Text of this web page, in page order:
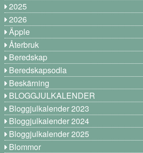
2025
2026
Äpple
Återbruk
Beredskap
Beredskapsodla
Beskärning
BLOGGJULKALENDER
Bloggjulkalender 2023
Bloggjulkalender 2024
Bloggjulkalender 2025
Blommor